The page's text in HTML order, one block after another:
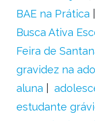
BAE na Prática
Busca Ativa
Feira de
gravidez na
aluna
estudante